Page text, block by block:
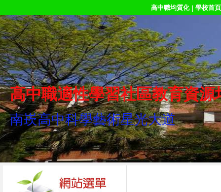
高中職均質化| 學校首頁
高中職適性學習社區教育資源
南崁高中科學藝術星光大道